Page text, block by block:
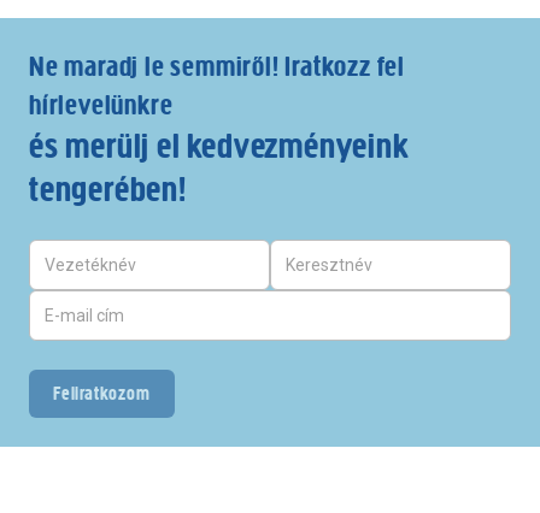
Ne maradj le semmiről! Iratkozz fel
hírlevelünkre
és merülj el kedvezményeink
tengerében!
Feliratkozom